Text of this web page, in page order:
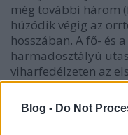
Blog - Do Not
még további három
húzódik végig az
hosszában. A fő- és
harmadosztályú
viharfedélzeten az
osztoznak. A
további két fedélzet
hosszúságban (a